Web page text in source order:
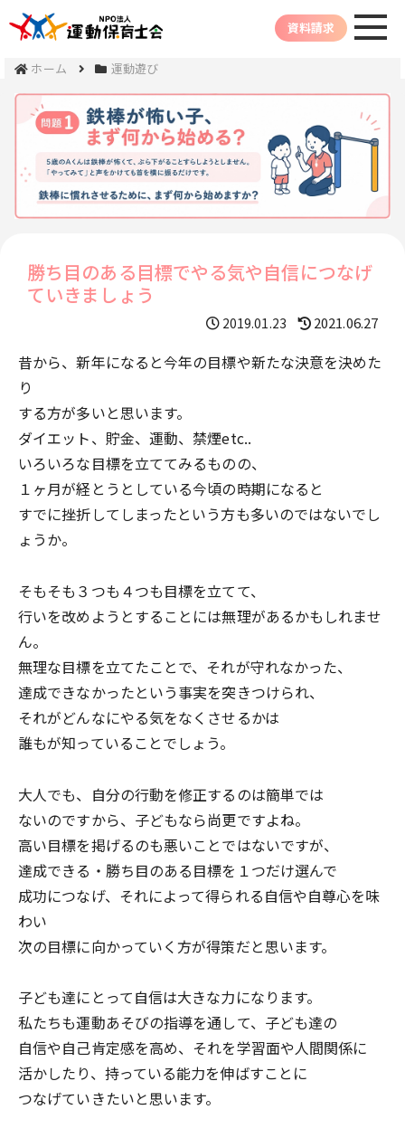
資料請求
ホーム 運動遊び
勝ち目のある目標でやる気や自信につなげ
ていきましょう
2019.01.23 2021.06.27
昔から、新年になると今年の目標や新たな決意を決めた
り
する方が多いと思います。
ダイエット、貯金、運動、禁煙etc..
いろいろな目標を立ててみるものの、
１ヶ月が経とうとしている今頃の時期になると
すでに挫折してしまったという方も多いのではないでし
ょうか。
そもそも３つも４つも目標を立てて、
行いを改めようとすることには無理があるかもしれませ
ん。
無理な目標を立てたことで、それが守れなかった、
達成できなかったという事実を突きつけられ、
それがどんなにやる気をなくさせるかは
誰もが知っていることでしょう。
大人でも、自分の行動を修正するのは簡単では
ないのですから、子どもなら尚更ですよね。
高い目標を掲げるのも悪いことではないですが、
達成できる・勝ち目のある目標を１つだけ選んで
成功につなげ、それによって得られる自信や自尊心を味
わい
次の目標に向かっていく方が得策だと思います。
子ども達にとって自信は大きな力になります。
私たちも運動あそびの指導を通して、子ども達の
自信や自己肯定感を高め、それを学習面や人間関係に
活かしたり、持っている能力を伸ばすことに
つなげていきたいと思います。